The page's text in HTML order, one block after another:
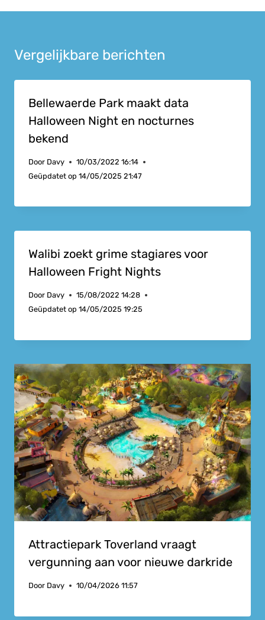
Vergelijkbare berichten
Bellewaerde Park maakt data
Halloween Night en nocturnes
bekend
Door Davy
10/03/2022 16:14
Geüpdatet op 14/05/2025 21:47
Walibi zoekt grime stagiares voor
Halloween Fright Nights
Door Davy
15/08/2022 14:28
Geüpdatet op 14/05/2025 19:25
Attractiepark Toverland vraagt
vergunning aan voor nieuwe darkride
Door Davy 10/04/2026 11:57